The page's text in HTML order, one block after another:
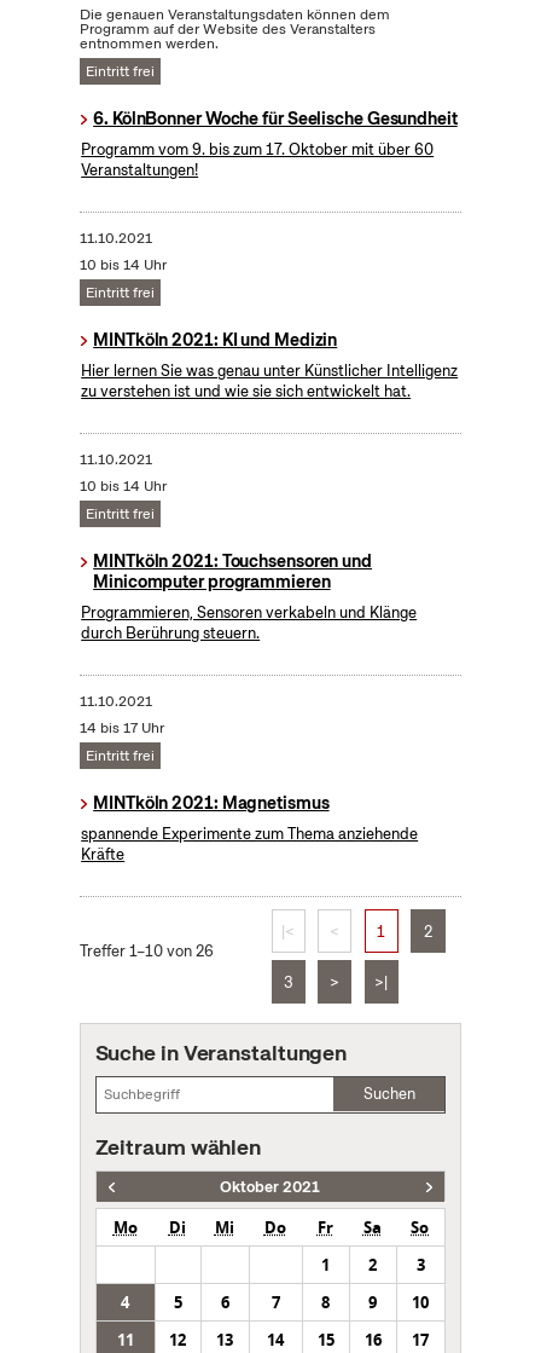
Die genauen Veranstaltungsdaten können dem
Programm auf der Website des Veranstalters
entnommen werden.
Eintritt frei
6. KölnBonner Woche für Seelische Gesundheit
Programm vom 9. bis zum 17. Oktober mit über 60
Veranstaltungen!
11.10.2021
10 bis 14 Uhr
Eintritt frei
MINTköln 2021: KI und Medizin
Hier lernen Sie was genau unter Künstlicher Intelligenz
zu verstehen ist und wie sie sich entwickelt hat.
11.10.2021
10 bis 14 Uhr
Eintritt frei
MINTköln 2021: Touchsensoren und
Minicomputer programmieren
Programmieren, Sensoren verkabeln und Klänge
durch Berührung steuern.
11.10.2021
14 bis 17 Uhr
Eintritt frei
MINTköln 2021: Magnetismus
spannende Experimente zum Thema anziehende
Kräfte
Treffer 1–10 von 26
|< < 1 2
3 > >|
Suche in Veranstaltungen
Suchen
Zeitraum wählen
Oktober 2021
Mo Di Mi Do Fr Sa
So
1
2
3
4
5 6 7 8 9
10
11
12 13 14 15 16
17